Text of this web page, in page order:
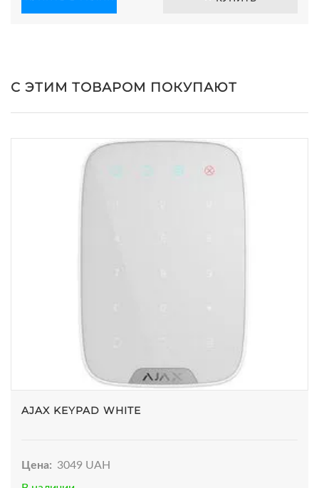
С ЭТИМ ТОВАРОМ ПОКУПАЮТ
AJAX KEYPAD WHITE
Цена: 3049 UAH